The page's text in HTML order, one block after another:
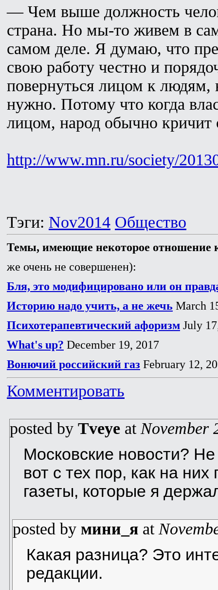
— Чем выше должность
страна. Но мы-то живем в
самом деле. Я думаю, что
свою работу честно и
повернуться лицом к людям,
нужно. Потому что когда
лицом, народ обычно кричит
http://www.mn.ru/society/
Тэги: Nov2014 Общество
Темы, имеющие некоторое отношение
же очень не совершенен):
Бля, это модифицировано или он
Историю надо учить, а не жечь March
Психотерапевтический афоризм July
What's up? December 19, 2017
Вонючий российский газ February 12,
Комментировать
posted by Tveye at November
Московские новости?
вот с тех пор, как на
газеты, которые я
posted by мини_я at
Какая разница? Это
редакции.